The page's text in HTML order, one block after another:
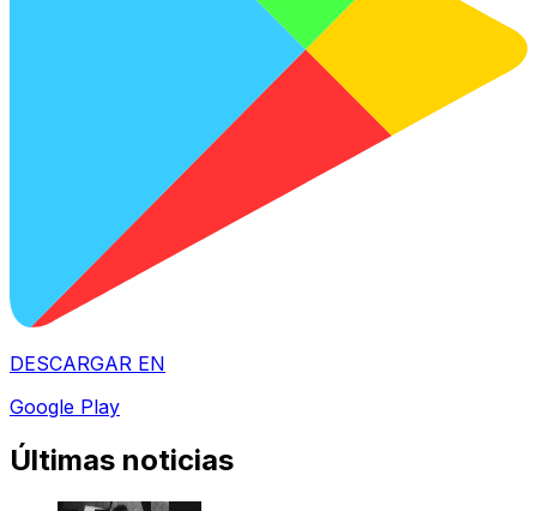
DESCARGAR EN
Google Play
Últimas noticias